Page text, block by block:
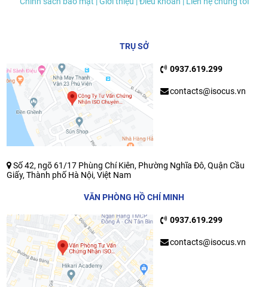
TRỤ SỞ
0937.619.299
contacts@isocus.vn
Số 42, ngõ 61/17 Phùng Chí Kiên, Phường Nghĩa Đô, Quận Cầu
Giấy, Thành phố Hà Nội, Việt Nam
VĂN PHÒNG HỒ CHÍ MINH
0937.619.299
contacts@isocus.vn